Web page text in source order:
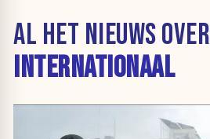
AL HET NIEUWS OVER
INTERNATIONAAL